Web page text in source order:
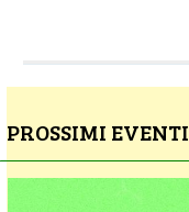
PROSSIMI EVENTI